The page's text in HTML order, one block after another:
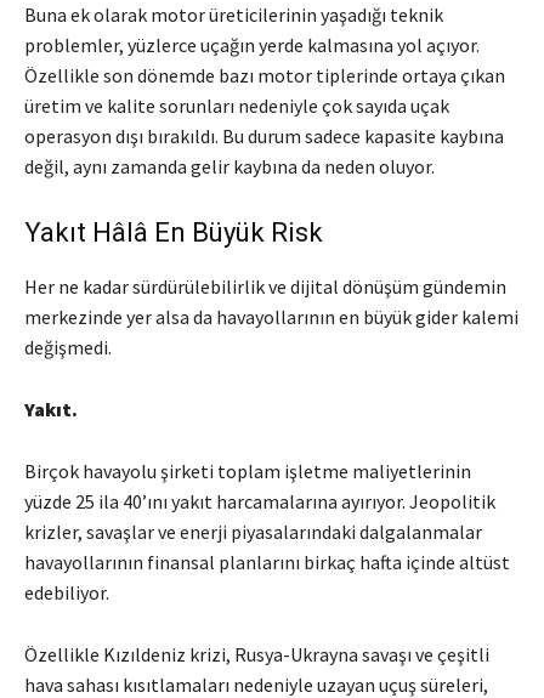
Buna ek olarak motor üreticilerinin yaşadığı teknik
problemler, yüzlerce uçağın yerde kalmasına yol açıyor.
Özellikle son dönemde bazı motor tiplerinde ortaya çıkan
üretim ve kalite sorunları nedeniyle çok sayıda uçak
operasyon dışı bırakıldı. Bu durum sadece kapasite kaybına
değil, aynı zamanda gelir kaybına da neden oluyor.
Yakıt Hâlâ En Büyük Risk
Her ne kadar sürdürülebilirlik ve dijital dönüşüm gündemin
merkezinde yer alsa da havayollarının en büyük gider kalemi
değişmedi.
Yakıt.
Birçok havayolu şirketi toplam işletme maliyetlerinin
yüzde 25 ila 40’ını yakıt harcamalarına ayırıyor. Jeopolitik
krizler, savaşlar ve enerji piyasalarındaki dalgalanmalar
havayollarının finansal planlarını birkaç hafta içinde altüst
edebiliyor.
Özellikle Kızıldeniz krizi, Rusya-Ukrayna savaşı ve çeşitli
hava sahası kısıtlamaları nedeniyle uzayan uçuş süreleri,